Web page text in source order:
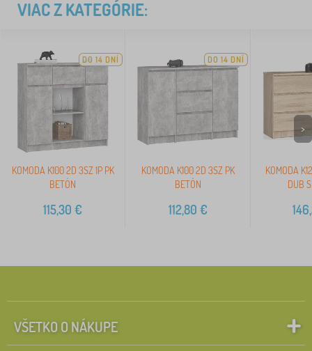
VIAC Z KATEGÓRIE:
DO 14 DNÍ
KOMODA K100 2D 3SZ 1P PK
BETÓN
115,30 €
DO 14 DNÍ
KOMODA K100 2D 3SZ PK
BETÓN
112,80 €
KOMODA
DUB
>
VŠETKO O NÁKUPE